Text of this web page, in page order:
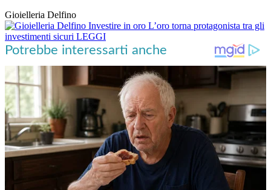
Gioielleria Delfino
Investire in oro L’oro torna protagonista tra gli
investimenti sicuri LEGGI